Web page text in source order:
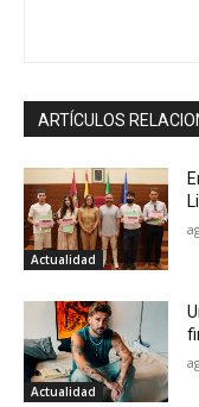
ARTÍCULOS
Actualidad
Actualidad